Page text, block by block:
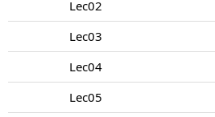
Lec02
Lec03
Lec04
Lec05